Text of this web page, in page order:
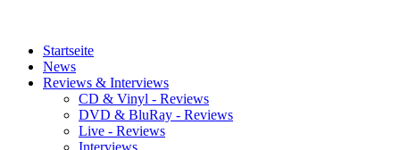
Startseite
News
Reviews & Interviews
CD & Vinyl - Reviews
DVD & BluRay - Reviews
Live - Reviews
Interviews